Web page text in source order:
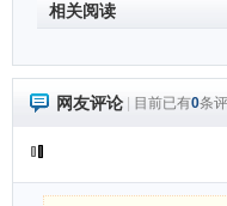
相关阅读
网友评论 目前已有0条